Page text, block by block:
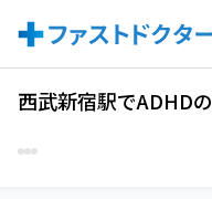
西武新宿駅でADHD